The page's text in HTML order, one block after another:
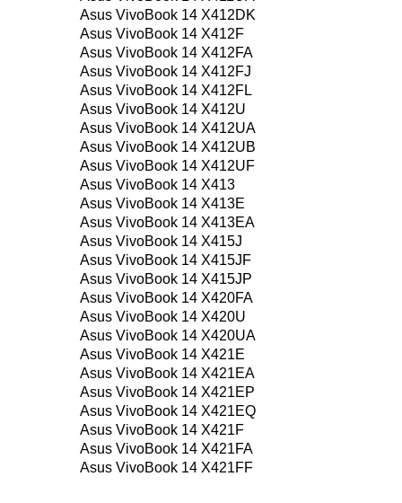
Asus VivoBook 14 X412DK
Asus VivoBook 14 X412F
Asus VivoBook 14 X412FA
Asus VivoBook 14 X412FJ
Asus VivoBook 14 X412FL
Asus VivoBook 14 X412U
Asus VivoBook 14 X412UA
Asus VivoBook 14 X412UB
Asus VivoBook 14 X412UF
Asus VivoBook 14 X413
Asus VivoBook 14 X413E
Asus VivoBook 14 X413EA
Asus VivoBook 14 X415J
Asus VivoBook 14 X415JF
Asus VivoBook 14 X415JP
Asus VivoBook 14 X420FA
Asus VivoBook 14 X420U
Asus VivoBook 14 X420UA
Asus VivoBook 14 X421E
Asus VivoBook 14 X421EA
Asus VivoBook 14 X421EP
Asus VivoBook 14 X421EQ
Asus VivoBook 14 X421F
Asus VivoBook 14 X421FA
Asus VivoBook 14 X421FF